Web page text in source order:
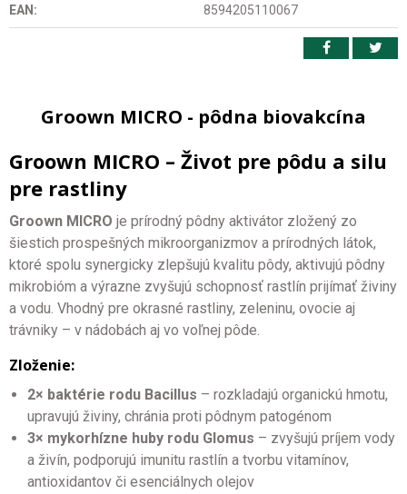
EAN: 8594205110067
Groown MICRO - pôdna biovakcína
Groown MICRO – Život pre pôdu a silu
pre rastliny
Groown MICRO je prírodný pôdny aktivátor zložený zo
šiestich prospešných mikroorganizmov a prírodných látok,
ktoré spolu synergicky zlepšujú kvalitu pôdy, aktivujú pôdny
mikrobióm a výrazne zvyšujú schopnosť rastlín prijímať živiny
a vodu. Vhodný pre okrasné rastliny, zeleninu, ovocie aj
trávniky – v nádobách aj vo voľnej pôde.
Zloženie:
2× baktérie rodu Bacillus – rozkladajú organickú hmotu,
upravujú živiny, chránia proti pôdnym patogénom
3× mykorhízne huby rodu Glomus – zvyšujú príjem vody
a živín, podporujú imunitu rastlín a tvorbu vitamínov,
antioxidantov či esenciálnych olejov